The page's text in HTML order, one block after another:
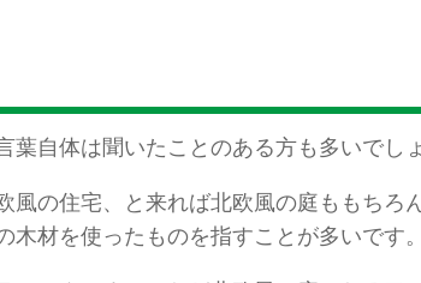
葉自体は聞いたことのある方も多いでしょ
の住宅、と来れば北欧風の庭ももちろ
材を使ったものを指すことが多いです。